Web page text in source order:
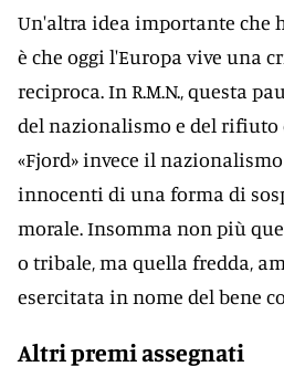
Un'altra idea importante che
è che oggi l'Europa vive una
reciproca. In R.M.N., questa
del nazionalismo e del rifiuto
«Fjord» invece il
innocenti di una forma di
morale. Insomma non più
o tribale, ma quella fredda,
esercitata in nome del bene
Altri premi assegnati